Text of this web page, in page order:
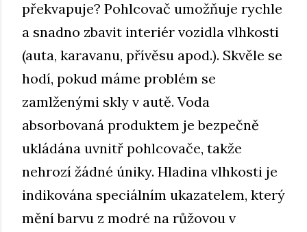
překvapuje? Pohlcovač umožňuje rychle
a snadno zbavit interiér vozidla vlhkosti
(auta, karavanu, přívěsu apod.). Skvěle se
hodí, pokud máme problém se
zamlženými skly v autě. Voda
absorbovaná produktem je bezpečně
ukládána uvnitř pohlcovače, takže
nehrozí žádné úniky. Hladina vlhkosti je
indikována speciálním ukazatelem, který
mění barvu z modré na růžovou v